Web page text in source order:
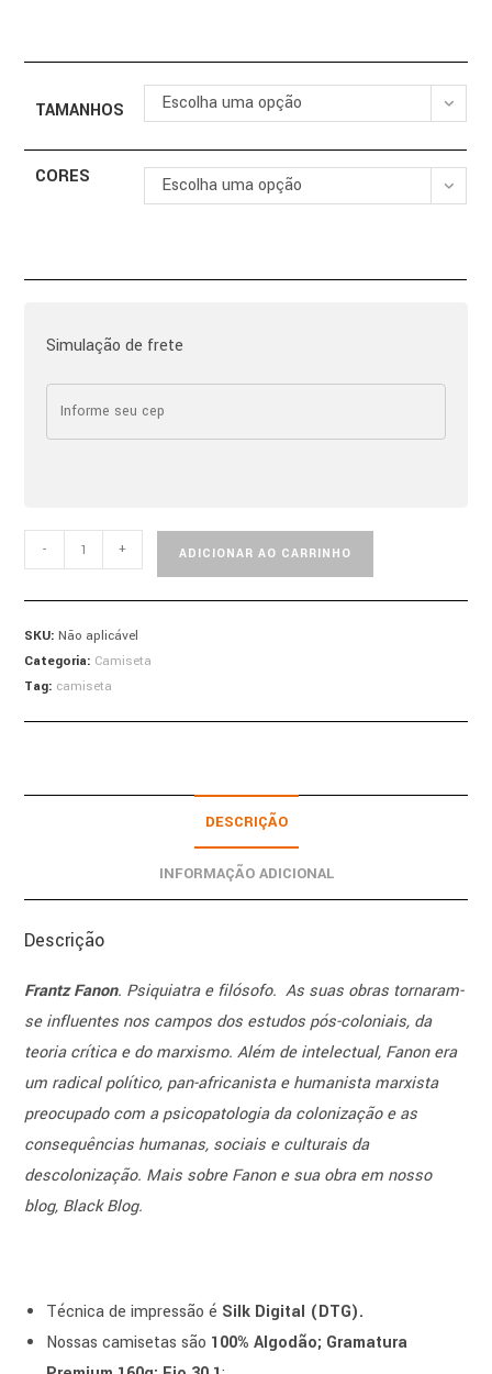
TAMANHOS Escolha uma opção
CORES Escolha uma opção
Simulação de frete
- + ADICIONAR AO CARRINHO
SKU:Não aplicável
Categoria: Camiseta
Tag: camiseta
DESCRIÇÃO
INFORMAÇÃO ADICIONAL
Descrição
Frantz Fanon. Psiquiatra e filósofo. As suas obras tornaram-
se influentes nos campos dos estudos pós-coloniais, da
teoria crítica e do marxismo. Além de intelectual, Fanon era
um radical político, pan-africanista e humanista marxista
preocupado com a psicopatologia da colonização e as
consequências humanas, sociais e culturais da
descolonização. Mais sobre Fanon e sua obra em nosso
blog, Black Blog.
Técnica de impressão é Silk Digital (DTG).
Nossas camisetas são 100% Algodão; Gramatura